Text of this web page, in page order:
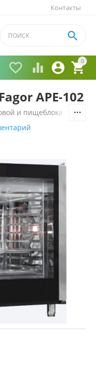
Контакты
0


 

APE-102
и пищеблока